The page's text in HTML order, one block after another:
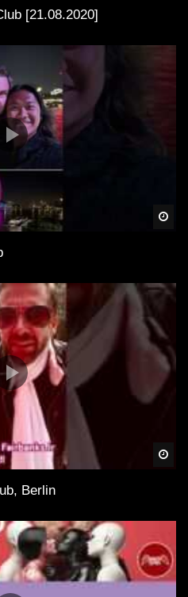
[21.08.2020]
Berlin